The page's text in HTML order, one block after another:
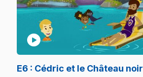
play_circle
E6 : Cédric et le Château noir